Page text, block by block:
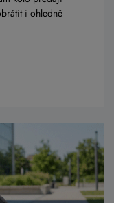
i ohledně